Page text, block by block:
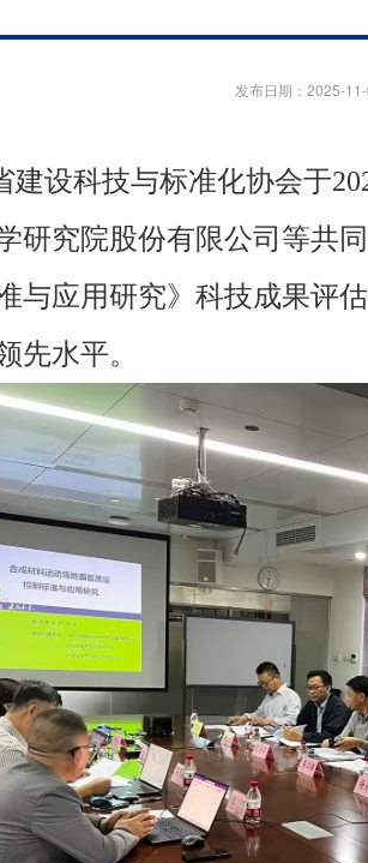
发布日期：2025-
建设科技与标准化协会于
研究院股份有限公司等共
与应用研究》科技成果评
先水平。